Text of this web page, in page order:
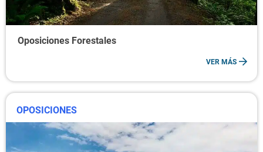
Oposiciones Forestales
VER MÁS
OPOSICIONES